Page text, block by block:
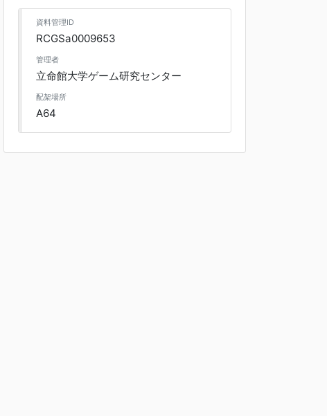
資料管理ID
RCGSa0009653
管理者
立命館大学ゲーム研究センター
配架場所
A64